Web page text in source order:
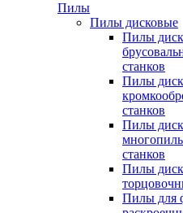
Пилы
Пилы дисковые
Пилы
станков
Пилы
станков
Пилы
станков
Пилы
Пилы для